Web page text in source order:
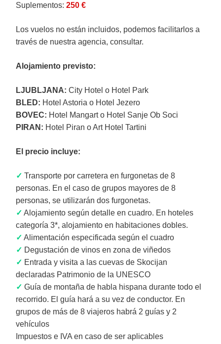
Suplementos: 250 €
Los vuelos no están incluidos, podemos facilitarlos a
través de nuestra agencia, consultar.
Alojamiento previsto:
LJUBLJANA: City Hotel o Hotel Park
BLED: Hotel Astoria o Hotel Jezero
BOVEC: Hotel Mangart o Hotel Sanje Ob Soci
PIRAN: Hotel Piran o Art Hotel Tartini
El precio incluye:
✓ Transporte por carretera en furgonetas de 8
personas. En el caso de grupos mayores de 8
personas, se utilizarán dos furgonetas.
✓ Alojamiento según detalle en cuadro. En hoteles
categoría 3*, alojamiento en habitaciones dobles.
✓ Alimentación especificada según el cuadro
✓ Degustación de vinos en zona de viñedos
✓ Entrada y visita a las cuevas de Skocijan
declaradas Patrimonio de la UNESCO
✓ Guía de montaña de habla hispana durante todo el
recorrido. El guía hará a su vez de conductor. En
grupos de más de 8 viajeros habrá 2 guías y 2
vehículos
Impuestos e IVA en caso de ser aplicables